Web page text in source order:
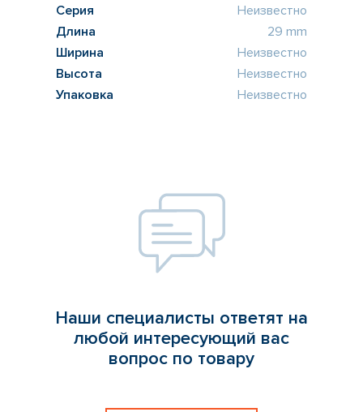
Серия
Неизвестно
Длина
29 mm
Ширина
Неизвестно
Высота
Неизвестно
Упаковка
Неизвестно
Наши специалисты ответят на
любой интересующий вас
вопрос по товару